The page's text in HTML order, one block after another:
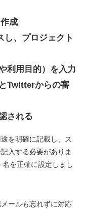
成
し、プロジェクト
利用目的）を入力
Twitterからの審
される
を明確に記載し、ス
入する必要がありま
を正確に設定しまし
ールも忘れずに対応